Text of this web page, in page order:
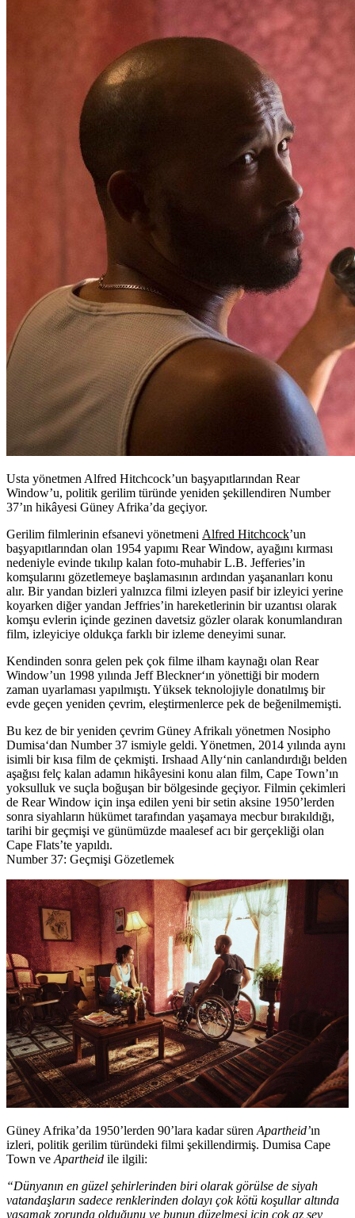
Usta yönetmen Alfred Hitchcock’un başyapıtlarından Rear
Window’u, politik gerilim türünde yeniden şekillendiren Number
37’ın hikâyesi Güney Afrika’da geçiyor.
Gerilim filmlerinin efsanevi yönetmeni Alfred Hitchcock’un
başyapıtlarından olan 1954 yapımı Rear Window, ayağını kırması
nedeniyle evinde tıkılıp kalan foto-muhabir L.B. Jefferies’in
komşularını gözetlemeye başlamasının ardından yaşananları konu
alır. Bir yandan bizleri yalnızca filmi izleyen pasif bir izleyici yerine
koyarken diğer yandan Jeffries’in hareketlerinin bir uzantısı olarak
komşu evlerin içinde gezinen davetsiz gözler olarak konumlandıran
film, izleyiciye oldukça farklı bir izleme deneyimi sunar.
Kendinden sonra gelen pek çok filme ilham kaynağı olan Rear
Window’un 1998 yılında Jeff Bleckner‘ın yönettiği bir modern
zaman uyarlaması yapılmıştı. Yüksek teknolojiyle donatılmış bir
evde geçen yeniden çevrim, eleştirmenlerce pek de beğenilmemişti.
Bu kez de bir yeniden çevrim Güney Afrikalı yönetmen Nosipho
Dumisa‘dan Number 37 ismiyle geldi. Yönetmen, 2014 yılında aynı
isimli bir kısa film de çekmişti. Irshaad Ally‘nin canlandırdığı belden
aşağısı felç kalan adamın hikâyesini konu alan film, Cape Town’ın
yoksulluk ve suçla boğuşan bir bölgesinde geçiyor. Filmin çekimleri
de Rear Window için inşa edilen yeni bir setin aksine 1950’lerden
sonra siyahların hükümet tarafından yaşamaya mecbur bırakıldığı,
tarihi bir geçmişi ve günümüzde maalesef acı bir gerçekliği olan
Cape Flats’te yapıldı.
Number 37: Geçmişi Gözetlemek
Güney Afrika’da 1950’lerden 90’lara kadar süren Apartheid’ın
izleri, politik gerilim türündeki filmi şekillendirmiş. Dumisa Cape
Town ve Apartheid ile ilgili:
“Dünyanın en güzel şehirlerinden biri olarak görülse de siyah
vatandaşların sadece renklerinden dolayı çok kötü koşullar altında
yaşamak zorunda olduğunu ve bunun düzelmesi için çok az şey